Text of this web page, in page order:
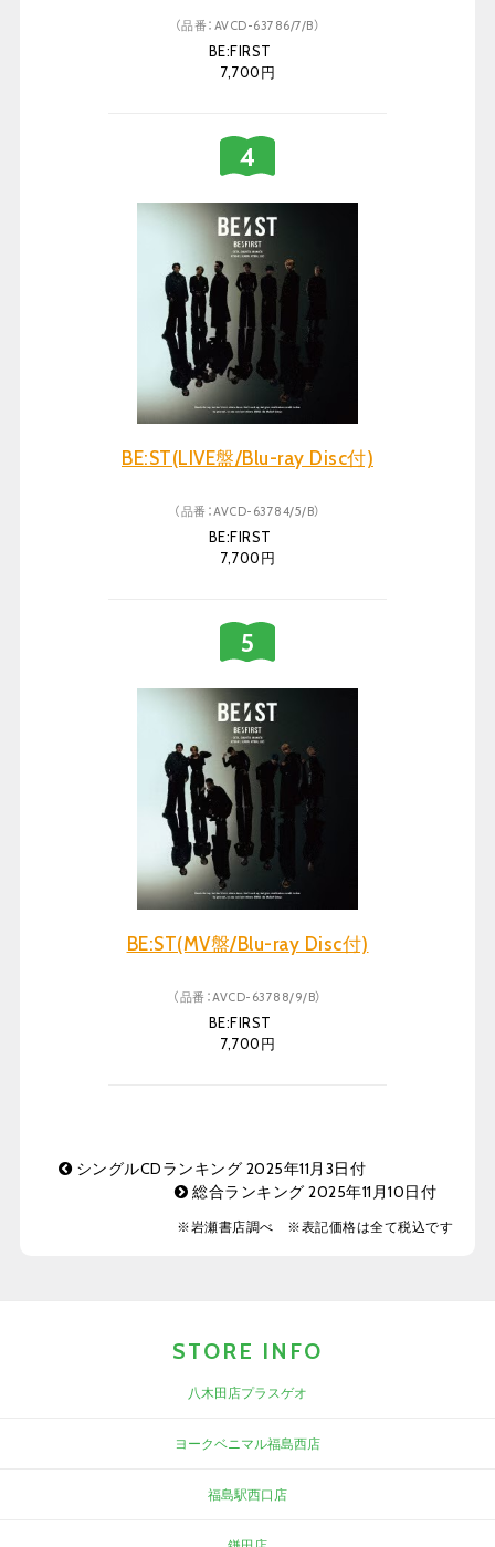
（品番：AVCD-63786/7/B）
BE:FIRST
7,700円
BE:ST(LIVE盤/Blu-ray Disc付)
（品番：AVCD-63784/5/B）
BE:FIRST
7,700円
BE:ST(MV盤/Blu-ray Disc付)
（品番：AVCD-63788/9/B）
BE:FIRST
7,700円
シングルCDランキング 2025年11月3日付
総合ランキング 2025年11月10日付
※岩瀬書店調べ ※表記価格は全て税込です
STORE INFO
八木田店プラスゲオ
ヨークベニマル福島西店
福島駅西口店